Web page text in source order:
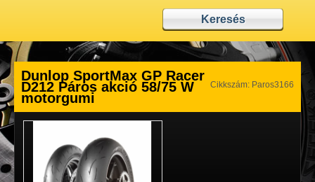
Cikkszám: Paros3166
Dunlop SportMax GP Racer
D212 Páros akció 58/75 W
motorgumi